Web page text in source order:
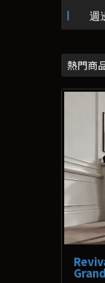
週
熱門商